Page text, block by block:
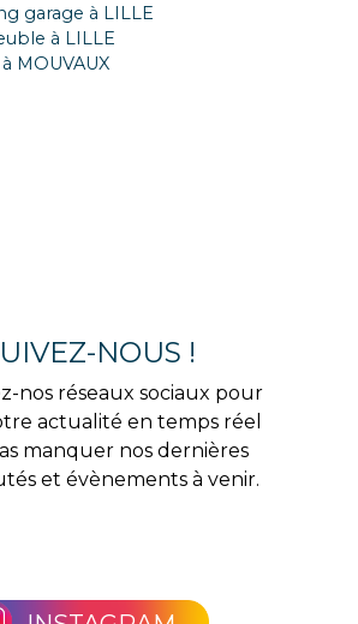
garage à LILLE
à LILLE
MOUVAUX
NOUS !
nos réseaux sociaux pour
actualité en temps réel
manquer nos dernières
et évènements à venir.